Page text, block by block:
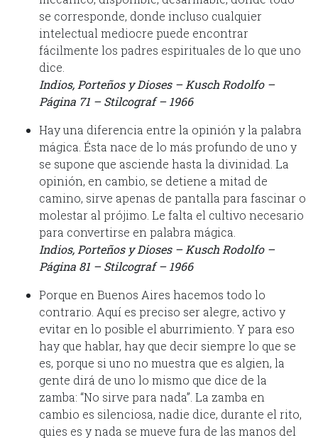
se corresponde, donde incluso cualquier
intelectual mediocre puede encontrar
fácilmente los padres espirituales de lo que uno
dice.
Indios, Porteños y Dioses – Kusch Rodolfo –
Página 71 – Stilcograf – 1966
Hay una diferencia entre la opinión y la palabra
mágica. Ésta nace de lo más profundo de uno y
se supone que asciende hasta la divinidad. La
opinión, en cambio, se detiene a mitad de
camino, sirve apenas de pantalla para fascinar o
molestar al prójimo. Le falta el cultivo necesario
para convertirse en palabra mágica.
Indios, Porteños y Dioses – Kusch Rodolfo –
Página 81 – Stilcograf – 1966
Porque en Buenos Aires hacemos todo lo
contrario. Aquí es preciso ser alegre, activo y
evitar en lo posible el aburrimiento. Y para eso
hay que hablar, hay que decir siempre lo que se
es, porque si uno no muestra que es algien, la
gente dirá de uno lo mismo que dice de la
zamba: “No sirve para nada”. La zamba en
cambio es silenciosa, nadie dice, durante el rito,
quies es y nada se mueve fura de las manos del